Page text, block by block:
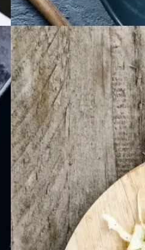
FrikadellerFrikadell
er medmed
smørspidskål,smørsp
idskål,
kartoflerkartofler
ogog
sennepsdressingsenn
epsdressing